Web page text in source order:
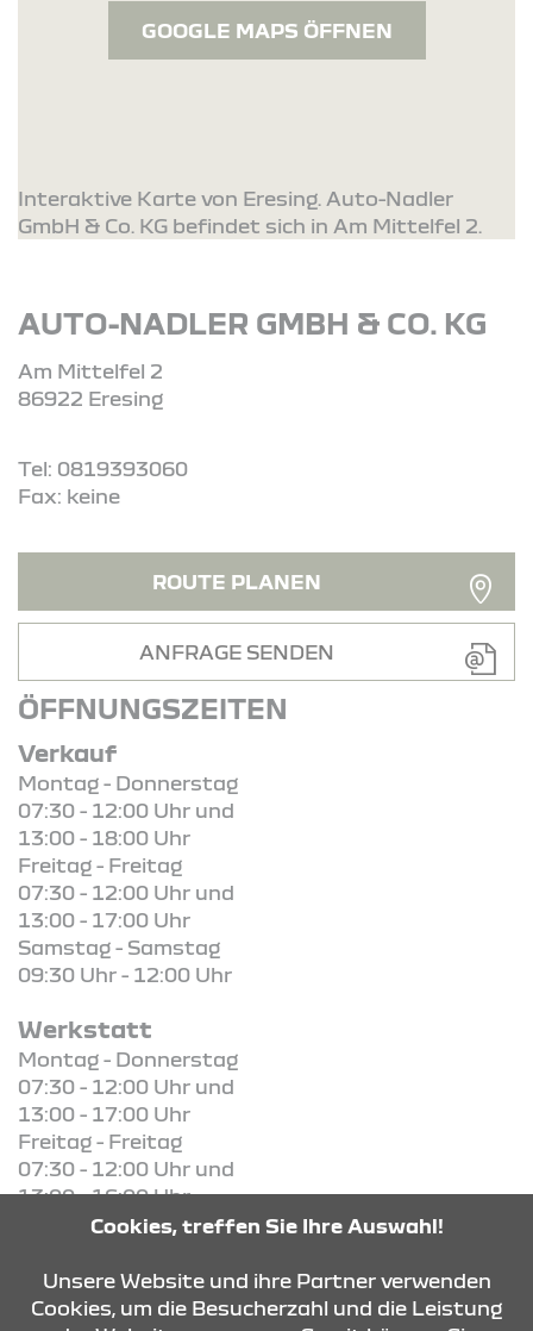
GOOGLE MAPS ÖFFNEN
Interaktive Karte von Eresing. Auto-Nadler
GmbH & Co. KG befindet sich in Am Mittelfel 2.
AUTO-NADLER GMBH & CO. KG
Am Mittelfel 2
86922 Eresing
Tel: 0819393060
Fax: keine
ROUTE PLANEN
ANFRAGE SENDEN
ÖFFNUNGSZEITEN
Verkauf
Montag - Donnerstag
07:30 - 12:00 Uhr und
13:00 - 18:00 Uhr
Freitag - Freitag
07:30 - 12:00 Uhr und
13:00 - 17:00 Uhr
Samstag - Samstag
09:30 Uhr - 12:00 Uhr
Werkstatt
Montag - Donnerstag
07:30 - 12:00 Uhr und
13:00 - 17:00 Uhr
Freitag - Freitag
07:30 - 12:00 Uhr und
13:00 - 16:00 Uhr
KONTAKT & ANFAHRT
Cookies, treffen Sie Ihre Auswahl!
Unsere Website und ihre Partner verwenden
Cookies, um die Besucherzahl und die Leistung